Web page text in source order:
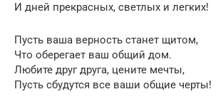
И дней прекрасных, светлых и легких!
Пусть ваша верность станет щитом,
Что оберегает ваш общий дом.
Любите друг друга, цените мечты,
Пусть сбудутся все ваши общие черты!